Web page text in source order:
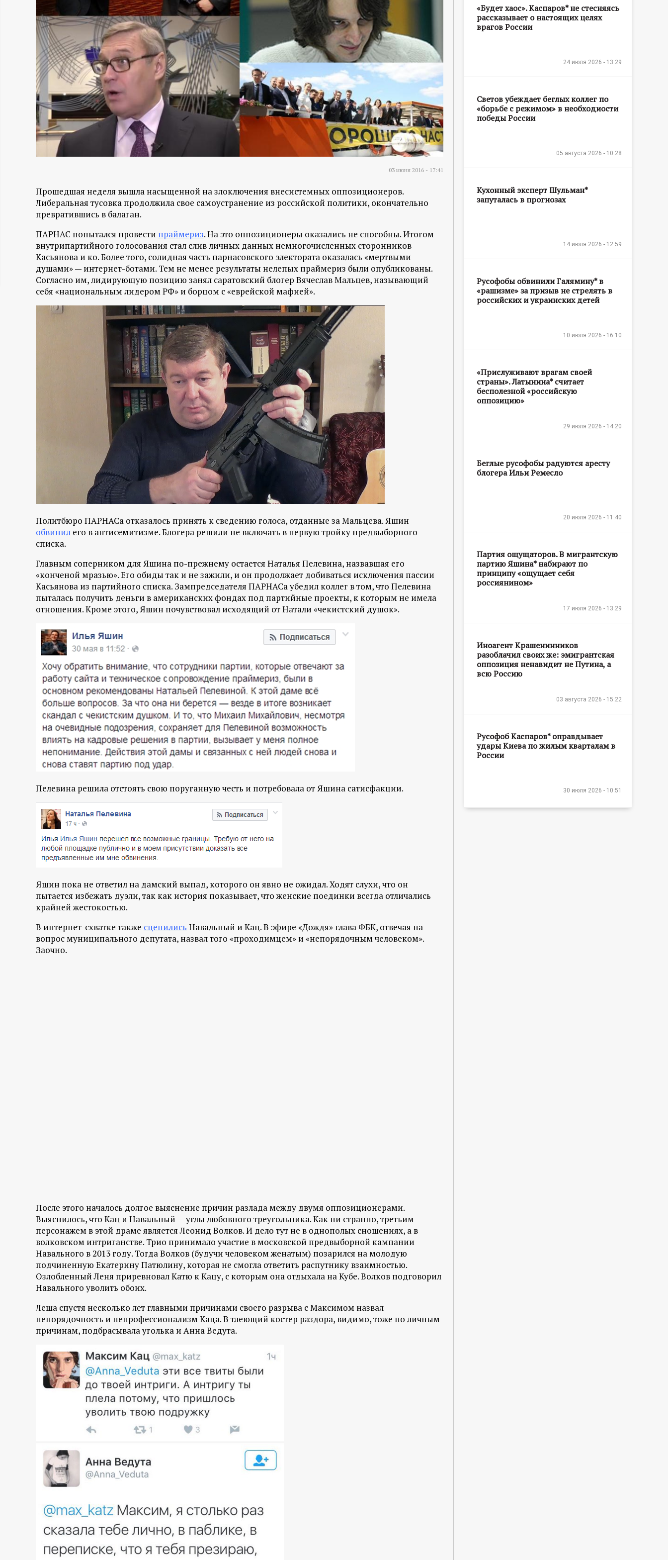
Н
-
и
н
ф
о
м
а
ц
и
о
н
а
л
03 июня 2016 - 17:41
Прошедшая неделя вышла насыщенной на злоключения внесистемных оппозиционеров.
Либеральная тусовка продолжила свое самоустранение из российской политики, окончательно
превратившись в балаган.
ПАРНАС попытался провести праймериз. На это оппозиционеры оказались не способны. Итогом
внутрипартийного голосования стал слив личных данных немногочисленных сторонников
Касьянова и ко. Более того, солидная часть парнасовского электората оказалась «мертвыми
душами» — интернет-ботами. Тем не менее результаты нелепых праймериз были опубликованы.
Согласно им, лидирующую позицию занял саратовский блогер Вячеслав Мальцев, называющий
себя «национальным лидером РФ» и борцом с «еврейской мафией».
Политбюро ПАРНАСа отказалось принять к сведению голоса, отданные за Мальцева. Яшин
обвинил его в антисемитизме. Блогера решили не включать в первую тройку предвыборного
списка.
Главным соперником для Яшина по-прежнему остается Наталья Пелевина, назвавшая его
«конченой мразью». Его обиды так и не зажили, и он продолжает добиваться исключения пассии
Касьянова из партийного списка. Зампредседателя ПАРНАСа убедил коллег в том, что Пелевина
пыталась получить деньги в американских фондах под партийные проекты, к которым не имела
отношения. Кроме этого, Яшин почувствовал исходящий от Натали «чекистский душок».
Пелевина решила отстоять свою поруганную честь и потребовала от Яшина сатисфакции.
Яшин пока не ответил на дамский выпад, которого он явно не ожидал. Ходят слухи, что он
пытается избежать дуэли, так как история показывает, что женские поединки всегда отличались
крайней жестокостью.
В интернет-схватке также сцепились Навальный и Кац. В эфире «Дождя» глава ФБК, отвечая на
вопрос муниципального депутата, назвал того «проходимцем» и «непорядочным человеком».
Заочно.
После этого началось долгое выяснение причин разлада между двумя оппозиционерами.
Выяснилось, что Кац и Навальный — углы любовного треугольника. Как ни странно, третьим
персонажем в этой драме является Леонид Волков. И дело тут не в однополых сношениях, а в
волковском интриганстве. Трио принимало участие в московской предвыборной кампании
Навального в 2013 году. Тогда Волков (будучи человеком женатым) позарился на молодую
подчиненную Екатерину Патюлину, которая не смогла ответить распутнику взаимностью.
Озлобленный Леня приревновал Катю к Кацу, с которым она отдыхала на Кубе. Волков подговорил
Навального уволить обоих.
Леша спустя несколько лет главными причинами своего разрыва с Максимом назвал
непорядочность и непрофессионализм Каца. В тлеющий костер раздора, видимо, тоже по личным
причинам, подбрасывала уголька и Анна Ведута.
«Будет хаос». Каспаров* не стесняясь
рассказывает о настоящих целях
врагов России
24 июля 2026 - 13:29
Светов убеждает беглых коллег по
«борьбе с режимом» в необходиости
победы России
05 августа 2026 - 10:28
Кухонный эксперт Шульман*
запуталась в прогнозах
14 июля 2026 - 12:59
Русофобы обвинили Галямину* в
«рашизме» за призыв не стрелять в
российских и украинских детей
10 июля 2026 - 16:10
«Прислуживают врагам своей
страны». Латынина* считает
бесполезной «российскую
оппозицию»
29 июля 2026 - 14:20
Беглые русофобы радуются аресту
блогера Ильи Ремесло
20 июля 2026 - 11:40
Партия ощущаторов. В мигрантскую
партию Яшина* набирают по
принципу «ощущает себя
россиянином»
17 июля 2026 - 13:29
Иноагент Крашенинников
разоблачил своих же: эмигрантская
оппозиция ненавидит не Путина, а
всю Россию
03 августа 2026 - 15:22
Русофоб Каспаров* оправдывает
удары Киева по жилым кварталам в
России
30 июля 2026 - 10:51